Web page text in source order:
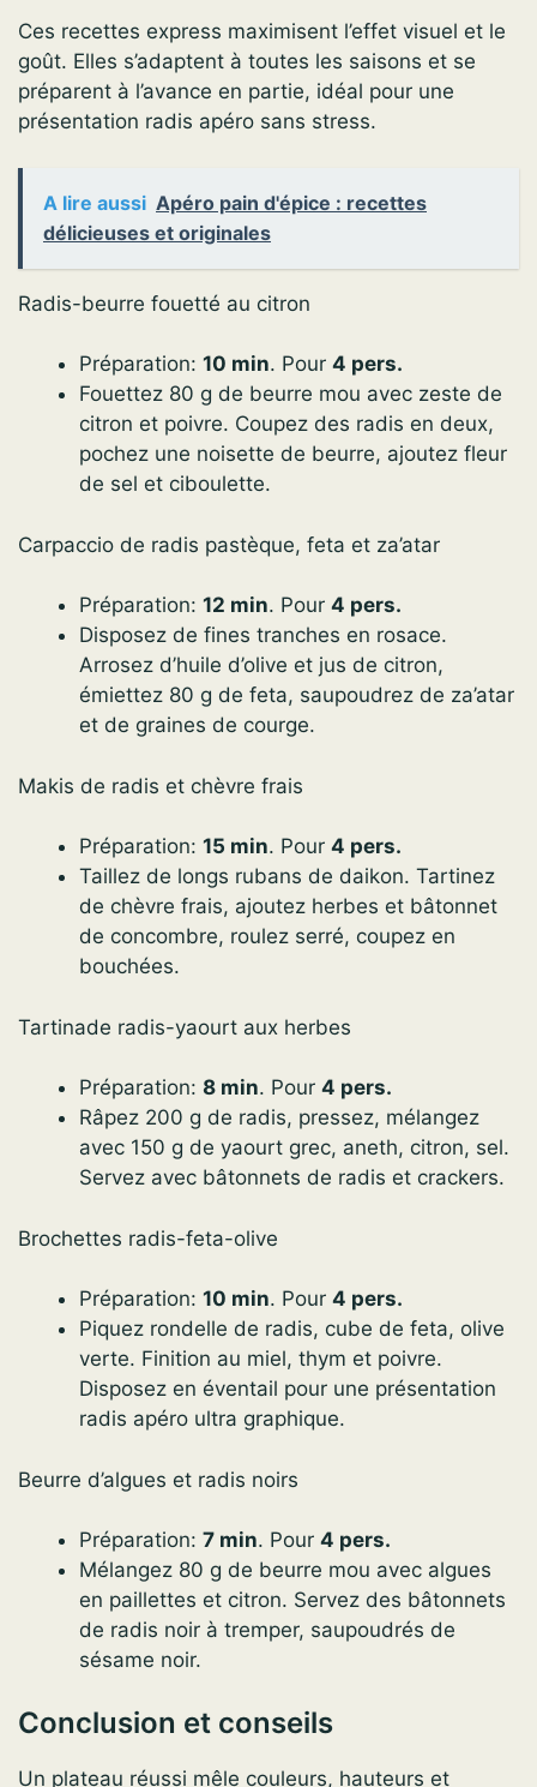
Ces recettes express maximisent l’effet visuel et le
goût. Elles s’adaptent à toutes les saisons et se
préparent à l’avance en partie, idéal pour une
présentation radis apéro sans stress.
A lire aussi Apéro pain d'épice : recettes
délicieuses et originales
Radis-beurre fouetté au citron
Préparation: 10 min. Pour 4 pers.
Fouettez 80 g de beurre mou avec zeste de
citron et poivre. Coupez des radis en deux,
pochez une noisette de beurre, ajoutez fleur
de sel et ciboulette.
Carpaccio de radis pastèque, feta et za’atar
Préparation: 12 min. Pour 4 pers.
Disposez de fines tranches en rosace.
Arrosez d’huile d’olive et jus de citron,
émiettez 80 g de feta, saupoudrez de za’atar
et de graines de courge.
Makis de radis et chèvre frais
Préparation: 15 min. Pour 4 pers.
Taillez de longs rubans de daikon. Tartinez
de chèvre frais, ajoutez herbes et bâtonnet
de concombre, roulez serré, coupez en
bouchées.
Tartinade radis-yaourt aux herbes
Préparation: 8 min. Pour 4 pers.
Râpez 200 g de radis, pressez, mélangez
avec 150 g de yaourt grec, aneth, citron, sel.
Servez avec bâtonnets de radis et crackers.
Brochettes radis-feta-olive
Préparation: 10 min. Pour 4 pers.
Piquez rondelle de radis, cube de feta, olive
verte. Finition au miel, thym et poivre.
Disposez en éventail pour une présentation
radis apéro ultra graphique.
Beurre d’algues et radis noirs
Préparation: 7 min. Pour 4 pers.
Mélangez 80 g de beurre mou avec algues
en paillettes et citron. Servez des bâtonnets
de radis noir à tremper, saupoudrés de
sésame noir.
Conclusion et conseils
Un plateau réussi mêle couleurs, hauteurs et